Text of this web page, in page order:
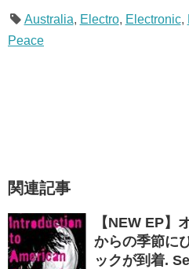
Australia, Electro, Electronic,
Peace
関連記事
【NEW EP】
からの季節に
ックが到着.